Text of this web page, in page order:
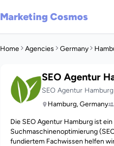
Marketing Cosmos
Home Agencies Germany
SEO Agentur
SEO Agentur
Hamburg, Germany
Die SEO Agentur Hamburg ist
Suchmaschinenoptimierung
fundiertem Fachwissen helfen